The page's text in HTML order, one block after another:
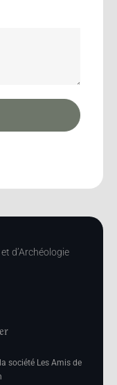
d’Archéologie
société Les Amis de